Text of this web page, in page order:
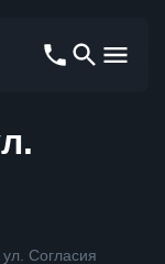
Согласия